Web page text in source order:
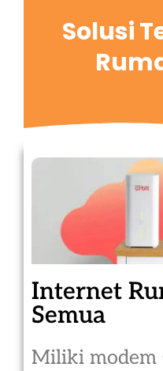
Solusi
Internet
Semua
Miliki modem